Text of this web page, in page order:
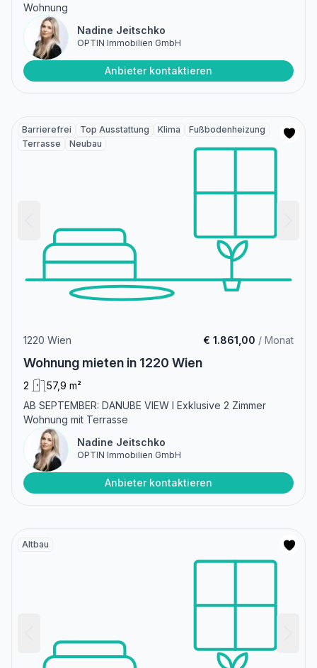
Wohnung
Nadine Jeitschko
OPTIN Immobilien GmbH
Anbieter kontaktieren
Barrierefrei Top Ausstattung Klima
Fußbodenheizung
Terrasse
Neubau
1220 Wien € 1.861,00 / Monat
Wohnung mieten in 1220 Wien
2
57,9 m²
AB SEPTEMBER: DANUBE VIEW I Exklusive 2 Zimmer
Wohnung mit Terrasse
Nadine Jeitschko
OPTIN Immobilien GmbH
Anbieter kontaktieren
Altbau